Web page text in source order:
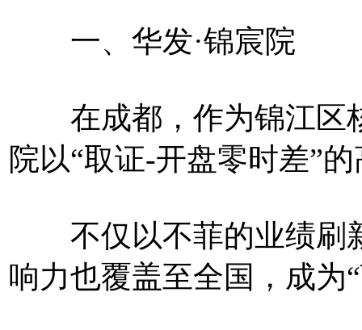
一、华发·锦宸院
在成都，作为锦江区
院以“取证-开盘零时差”
不仅以不菲的业绩刷
响力也覆盖至全国，成为